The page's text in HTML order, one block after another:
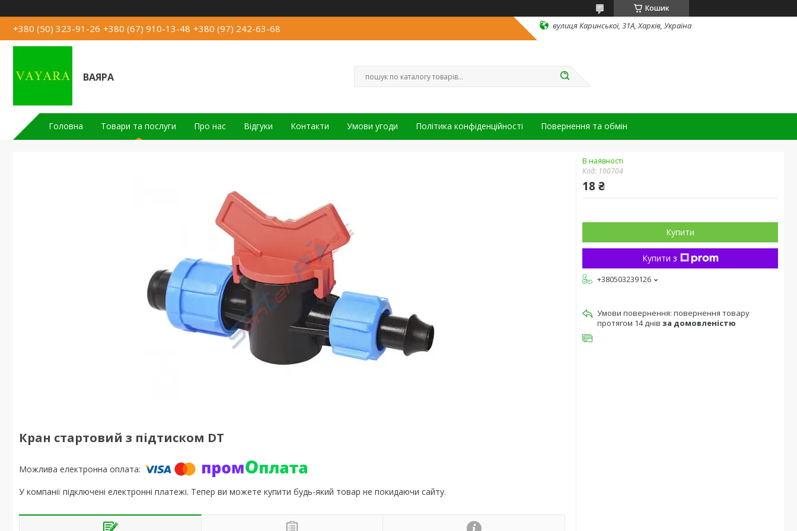
Кошик
+380 (50) 323-91-26 +380 (67) 910-13-48 +380 (97) 242-63-68 вулиця Каринської, 31А, Харків, Україна
ВАЯРА
Головна Товари та послуги Про нас Відгуки Контакти Умови угоди Політика конфіденційності Повернення та обмін
Кран стартовий з підтиском DT
У компанії підключені електронні платежі. Тепер ви можете купити будь-який товар не покидаючи сайту.
В наявності
Код: 100704
18 ₴
Купити
Купити з
+380503239126
повернення товару
протягом 14 днів за домовленістю